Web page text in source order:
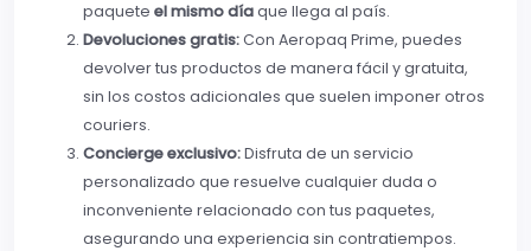
paquete el mismo díaque llega al país.
Devoluciones gratis:Con Aeropaq Prime, puedes
devolver tus productos de manera fácil y gratuita,
sin los costos adicionales que suelen imponer otros
couriers.
Concierge exclusivo:Disfruta de un servicio
personalizado que resuelve cualquier duda o
inconveniente relacionado con tus paquetes,
asegurando una experiencia sin contratiempos.